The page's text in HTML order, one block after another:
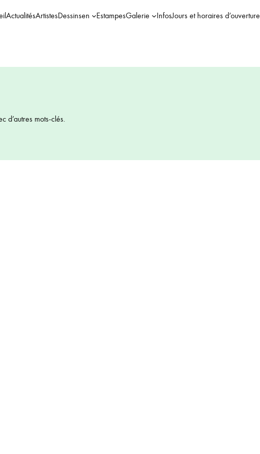
ActualitésArtistesDessinsen EstampesGalerie InfosJours et horaires d’ouverture
d’autres mots-clés.